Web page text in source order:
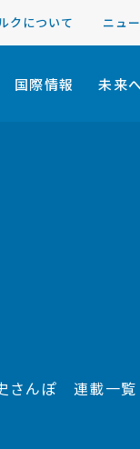
クについて ニュ
国際情報 未来
さんぽ 連載一覧